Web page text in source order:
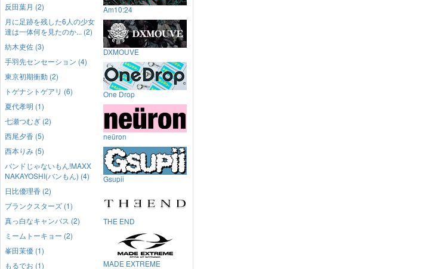
反田葉月 (2)
月に足跡を残した6人の少女
達は一体何を見たのか... (2)
紡木吏佐 (3)
手羽先センセーション (4)
東京初期衝動 (2)
トゲナシトゲアリ (6)
夏代孝明 (1)
七瀬つむぎ (2)
西尾夕香 (5)
西本りみ (5)
バンドじゃないもん!MAXX
NAKAYOSHI(バンもん) (4)
日比優理香 (2)
プランクスターズ (1)
真っ白なキャンバス (2)
ミームトーキョー (2)
峯田茉優 (1)
もるでお (1)
Am10:24
DXMOUVE
One Drop
neüron
Gsupii
THE END
MADE EXTREME